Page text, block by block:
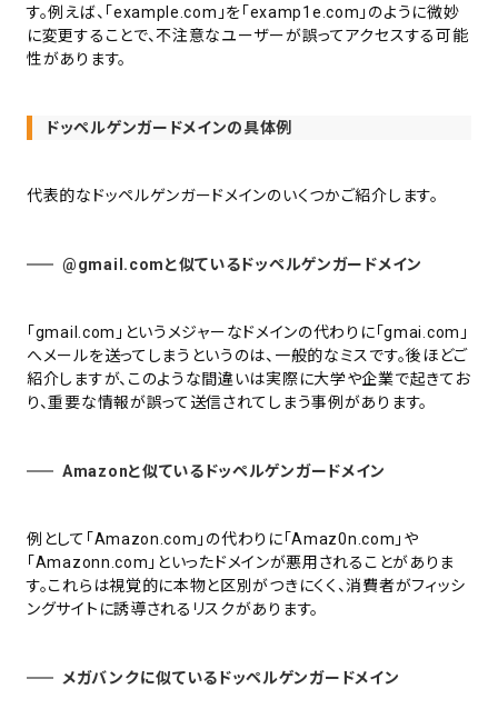
す。例えば、「example.com」を「examp1e.com」のように微妙
に変更することで、不注意なユーザーが誤ってアクセスする可能
性があります。
ドッペルゲンガードメインの具体例
代表的なドッペルゲンガードメインのいくつかご紹介します。
@gmail.comと似ているドッペルゲンガードメイン
「gmail.com」というメジャーなドメインの代わりに「gmai.com」
へメールを送ってしまうというのは、一般的なミスです。後ほどご
紹介しますが、このような間違いは実際に大学や企業で起きてお
り、重要な情報が誤って送信されてしまう事例があります。
Amazonと似ているドッペルゲンガードメイン
例として「Amazon.com」の代わりに「Amaz0n.com」や
「Amazonn.com」といったドメインが悪用されることがありま
す。これらは視覚的に本物と区別がつきにくく、消費者がフィッシ
ングサイトに誘導されるリスクがあります。
メガバンクに似ているドッペルゲンガードメイン